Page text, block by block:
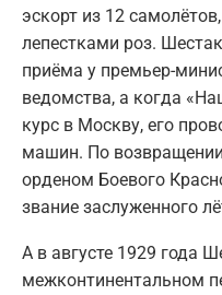
эскорт из 12
лепестками роз.
приёма у премьер-
ведомства, а когда
курс в Москву, его
машин. По
орденом Боевого
звание заслуженного
А в августе 1929 года
межконтинентальном